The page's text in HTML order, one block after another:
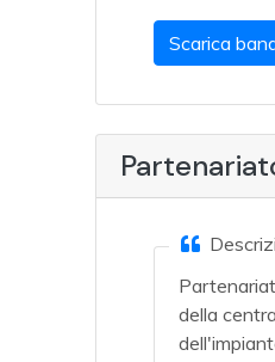
Scarica
della